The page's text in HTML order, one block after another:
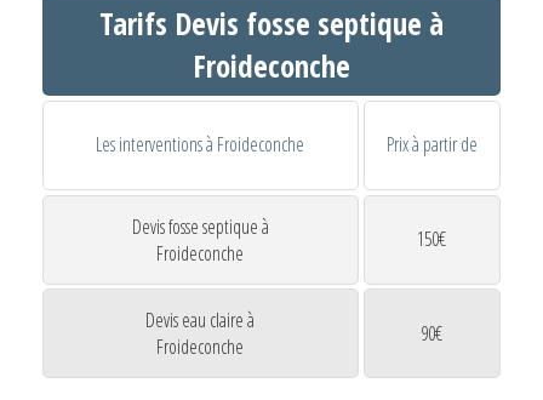
Tarifs Devis fosse septique à
Froideconche
Les interventions à Froideconche Prix à partir de
Devis fosse septique à
Froideconche
150€
Devis eau claire à
Froideconche
90€